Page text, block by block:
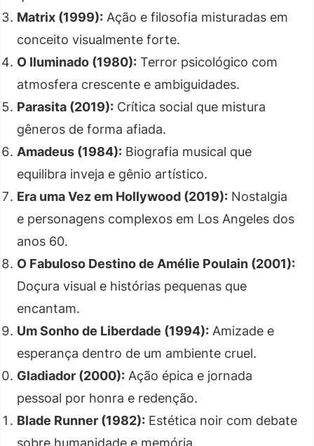
Matrix (1999): Ação e filosofia misturadas em
conceito visualmente forte.
O Iluminado (1980): Terror psicológico com
atmosfera crescente e ambiguidades.
Parasita (2019): Crítica social que mistura
gêneros de forma afiada.
Amadeus (1984): Biografia musical que
equilibra inveja e gênio artístico.
Era uma Vez em Hollywood (2019): Nostalgia
e personagens complexos em Los Angeles dos
anos 60.
O Fabuloso Destino de Amélie Poulain (2001):
Doçura visual e histórias pequenas que
encantam.
Um Sonho de Liberdade (1994): Amizade e
esperança dentro de um ambiente cruel.
Gladiador (2000): Ação épica e jornada
pessoal por honra e redenção.
Blade Runner (1982): Estética noir com debate
sobre humanidade e memória.